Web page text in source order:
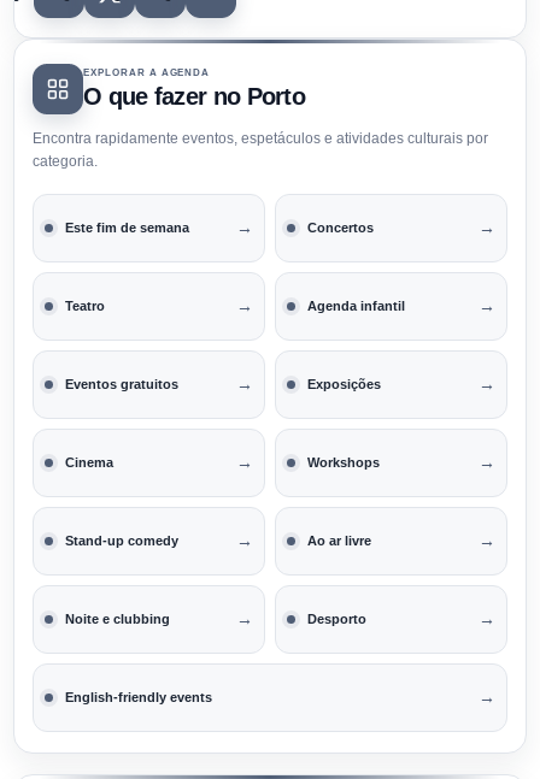
EXPLORAR A AGENDA
O que fazer no Porto
Encontra rapidamente eventos, espetáculos e atividades culturais por
categoria.
Este fim de semana → Concertos →
Teatro → Agenda infantil →
Eventos gratuitos → Exposições →
Cinema → Workshops →
Stand-up comedy → Ao ar livre →
Noite e clubbing → Desporto →
English-friendly events →